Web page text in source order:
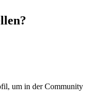
um in der Community